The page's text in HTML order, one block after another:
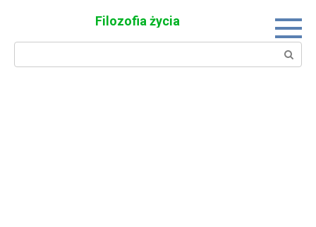
Filozofia życia
Search: